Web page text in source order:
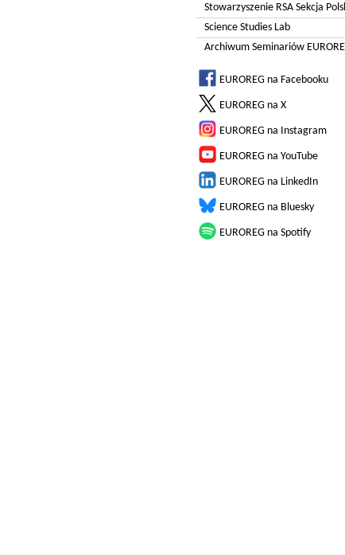
Stowarzyszenie RSA Sekcja
Science Studies Lab
Archiwum Seminariów
EUROREG na Facebooku
EUROREG na X
EUROREG na Instagram
EUROREG na YouTube
EUROREG na LinkedIn
EUROREG na Bluesky
EUROREG na Spotify